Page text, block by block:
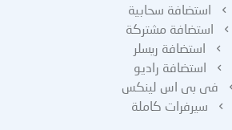
استضافة سحابية
استضافة مشتركة
استضافة ريسلر
استضافة راديو
فى بى اس لينكس
سيرفرات كاملة